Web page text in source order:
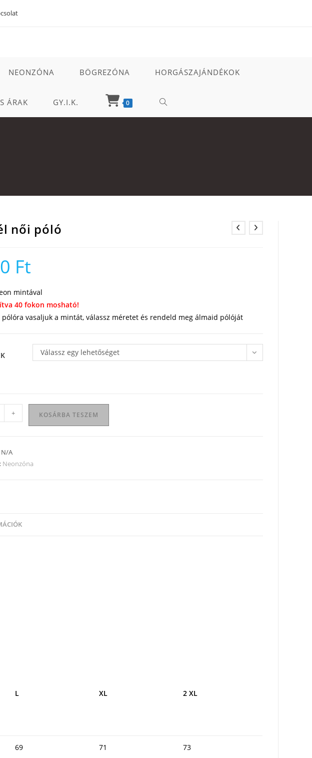
NEONZÓNA BÖGREZÓNA HORGÁSZAJÁNDÉKOK
ÁRAK GY.I.K. 0 TOGGLE
női póló
Ft
mintával
40 fokon mosható!
pólóra vasaljuk a mintát, válassz méretet és rendeld meg álmaid pólóját
Válassz egy lehetőséget
+ KOSÁRBA TESZEM
N/A
Neonzóna
L XL 2 XL
69 71 73